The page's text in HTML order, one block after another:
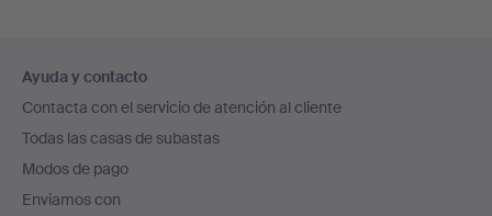
en
el
pie
de
Ayuda y contacto
Contacta con el servicio de atención al cliente
Todas las casas de subastas
Modos de pago
Enviamos con